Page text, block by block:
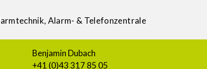
Alarm- & Telefonzentrale
Benjamin Dubach
+41 (0)43 317 85 05